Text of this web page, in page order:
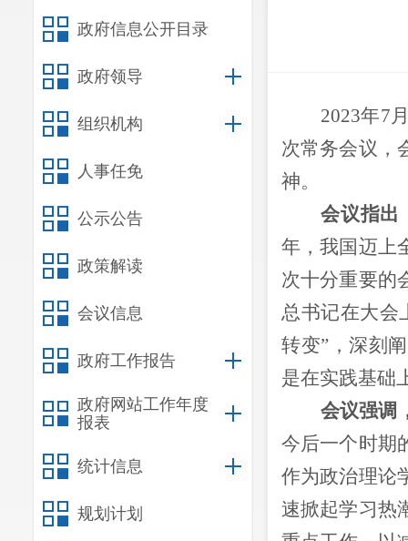
政府信息公开目录
政府领导
组织机构
人事任免
公示公告
政策解读
会议信息
政府工作报告
政府网站工作年度
报表
统计信息
规划计划
2023年7
次常务会议，
神。
会议指出
年，我国迈上
次十分重要的
总书记在大会
转变”，深刻
是在实践基础
会议强调
今后一个时期
作为政治理论
速掀起学习热